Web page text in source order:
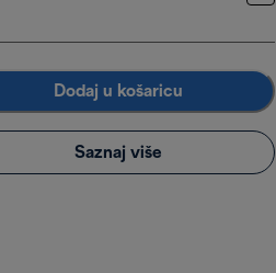
Dodaj u košaricu
Saznaj više